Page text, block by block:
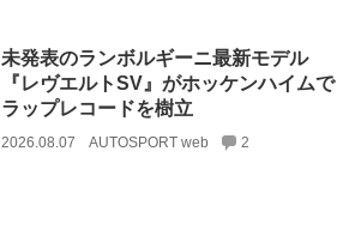
未発表のランボルギーニ最新モデル
『レヴエルトSV』がホッケンハイムで
ラップレコードを樹立
2026.08.07 AUTOSPORT web 2